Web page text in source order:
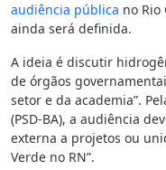
audiência pública no Rio
ainda será definida.
A ideia é discutir
de órgãos
setor e da academia”.
(PSD-BA), a audiência
externa a projetos ou
Verde no RN”.